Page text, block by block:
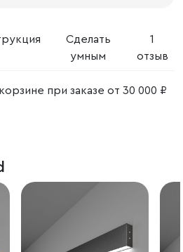
Сделать
умным
1
отзыв
при заказе от 30 000 ₽